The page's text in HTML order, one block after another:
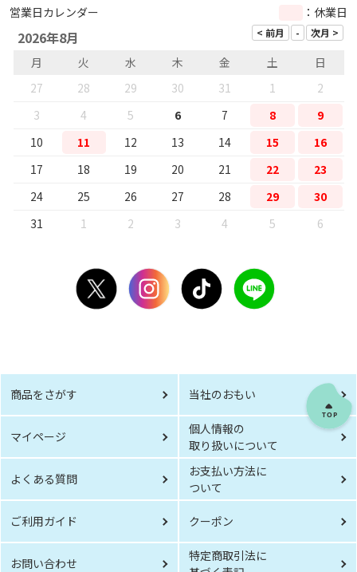
営業日カレンダー ：休業日
2026年8月
月 火 水 木 金 土
日
27
28 29 30 31 1
2
3
4 5 6 7 8
9
10
11 12 13 14 15
16
17
18 19 20 21 22
23
24
25 26 27 28 29
30
31
1 2 3 4 5 6
商品をさがす 当社のおもい
マイページ
個人情報の
取り扱いについて
よくある質問
お支払い方法に
ついて
ご利用ガイド クーポン
お問い合わせ
特定商取引法に